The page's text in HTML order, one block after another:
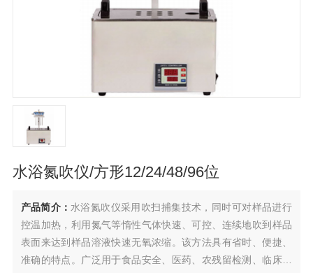
水浴氮吹仪/方形12/24/48/96位
产品简介： 水浴氮吹仪采用吹扫捕集技术，同时可对样品进行
控温加热，利用氮气等惰性气体快速、可控、连续地吹到样品
表面来达到样品溶液快速无氧浓缩。该方法具有省时、便捷、
准确的特点。广泛用于食品安全、医药、农残留检测、临床药